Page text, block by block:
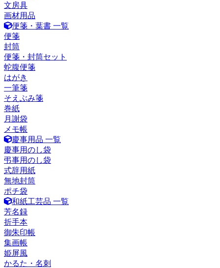
文房具
画材用品
便箋・葉書 一覧
便箋
封筒
便箋・封筒セット
蛇腹便箋
はがき
一筆箋
そえぶみ箋
巻紙
月謝袋
メモ帳
慶事用品 一覧
慶事用のし袋
弔事用のし袋
式辞用紙
無地封筒
ポチ袋
和紙工芸品 一覧
芳名録
折手本
御朱印帳
集画帳
姫屏風
かるた・名刺